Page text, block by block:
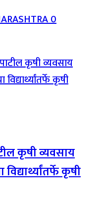
0
कृषी व्यवसाय
कृषी